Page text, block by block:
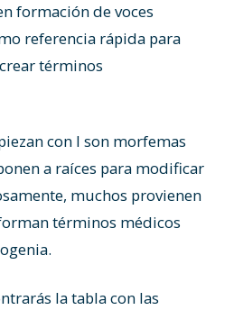
formación de voces
referencia rápida para
términos
con I son morfemas
a raíces para modificar
muchos provienen
términos médicos
la tabla con las